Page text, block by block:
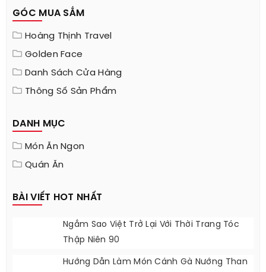
GÓC MUA SẮM
Hoàng Thịnh Travel
Golden Face
Danh Sách Cửa Hàng
Thông Số Sản Phẩm
DANH MỤC
Món Ăn Ngon
Quán Ăn
BÀI VIẾT HOT NHẤT
Ngắm Sao Việt Trở Lại Với Thời Trang Tóc
Thập Niên 90
Hướng Dẫn Làm Món Cánh Gà Nướng Than